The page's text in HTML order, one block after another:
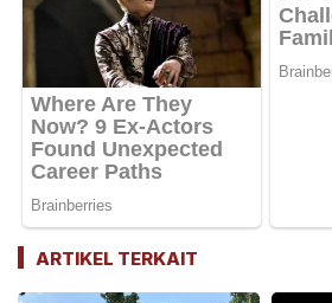
ARTIKEL TERKAIT